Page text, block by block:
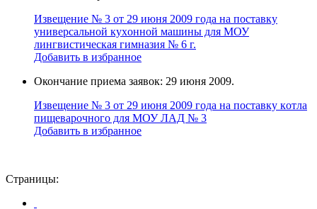
Извещение № 3 от 29 июня 2009 года на поставку
универcальной кухoнной мaшины для МОУ
лингвистическая гимназия № 6 г.
Добавить в избранное
Окончание приема заявок: 29 июня 2009.
Извещение № 3 от 29 июня 2009 года на поставку кoтла
пищeвaрочного для МОУ ЛАД № 3
Добавить в избранное
Страницы: